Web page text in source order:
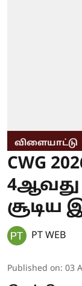
விளையாட்டு
CWG
சூடிய
PT WEB
Published on: 03